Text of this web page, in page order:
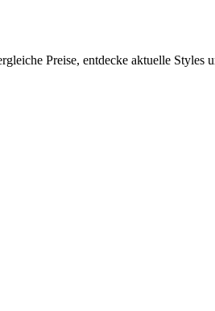
Preise, entdecke aktuelle